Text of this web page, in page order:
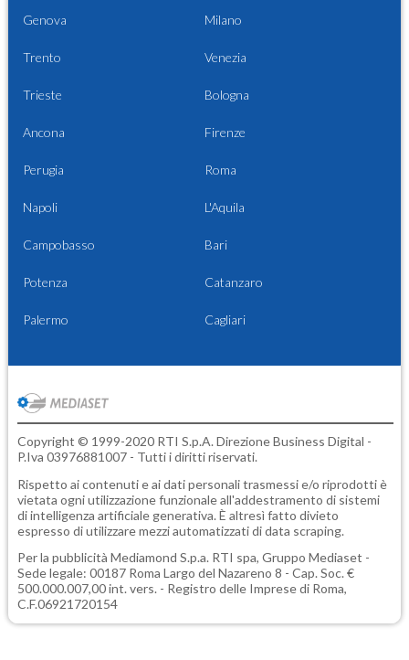
Genova Milano
Trento Venezia
Trieste Bologna
Ancona Firenze
Perugia Roma
Napoli L'Aquila
Campobasso Bari
Potenza Catanzaro
Palermo Cagliari
Copyright © 1999-2020 RTI S.p.A. Direzione Business Digital -
P.Iva 03976881007 - Tutti i diritti riservati.
Rispetto ai contenuti e ai dati personali trasmessi e/o riprodotti è
vietata ogni utilizzazione funzionale all'addestramento di sistemi
di intelligenza artificiale generativa. È altresì fatto divieto
espresso di utilizzare mezzi automatizzati di data scraping.
Per la pubblicità Mediamond S.p.a. RTI spa, Gruppo Mediaset -
Sede legale: 00187 Roma Largo del Nazareno 8 - Cap. Soc. €
500.000.007,00 int. vers. - Registro delle Imprese di Roma,
C.F.06921720154